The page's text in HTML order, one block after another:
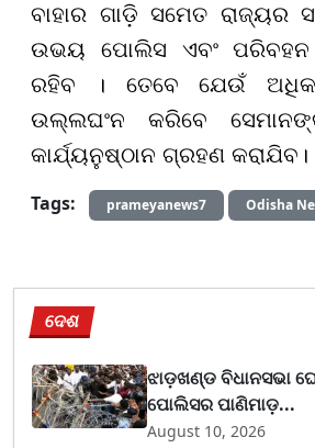
ବାହାର ଗାଡ଼ି ସମେତ ରାଜ୍ୟର
ଉଭୟ ପୋଲିସ ଏବଂ ପରିବହନ
ରହିବ । ତେବେ ଯେଉଁ
ଉଲ୍ଲଘଂନ କରିବେ
କାର୍ଯ୍ୟନୁଷ୍ଠାନ ଗ୍ରହଣ କରାଯିବ।
Tags:
prameyanews7 Odisha
ଦେଶ
ଝାଡ଼ଖଣ୍ଡ ବିଧାନସଭା
ପୋଲିସର ପାଣିମାଡ଼...
August 10, 2026